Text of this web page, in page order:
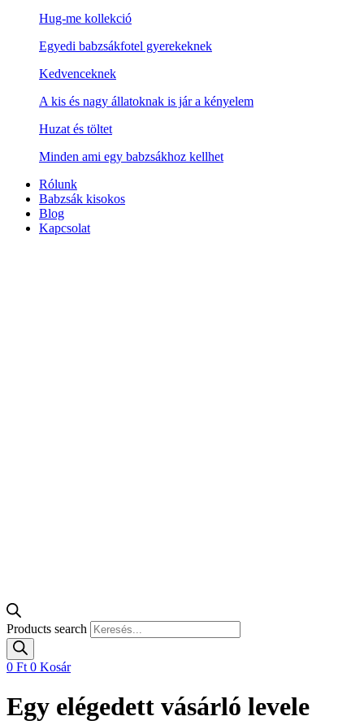
Hug-me kollekció
Egyedi babzsákfotel gyerekeknek
Kedvenceknek
A kis és nagy állatoknak is jár a kényelem
Huzat és töltet
Minden ami egy babzsákhoz kellhet
Rólunk
Babzsák kisokos
Blog
Kapcsolat
Products search
0 Ft 0 Kosár
Egy elégedett vásárló levele